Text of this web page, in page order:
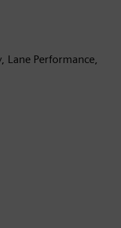
Lane Performance,